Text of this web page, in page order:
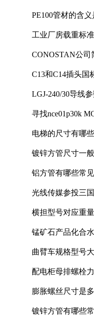
PE100管材的含义
工业厂房载重标
CONOSTAN公司
C13和C14插头国
LGJ-240/30导线
寻找nce01p30k
电梯的尺寸有哪
镀锌方管尺寸一
铝方管有哪些常
光线传媒参投三
横担型号对应重量
锰矿石产品化合
曲臂车规格型号
配电柜母排螺栓
膨胀螺丝尺寸是
镀锌方管有哪些